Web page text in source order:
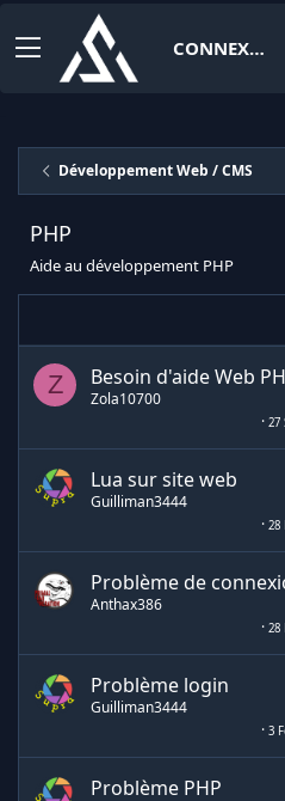
CONNEXION
Développement Web / CMS
PHP
Aide au développement PHP
Z Besoin d'aide Web
Zola10700
27
Lua sur site web
Guilliman3444
28
Problème de
Anthax386
28
Problème login
Guilliman3444
3
Problème PHP